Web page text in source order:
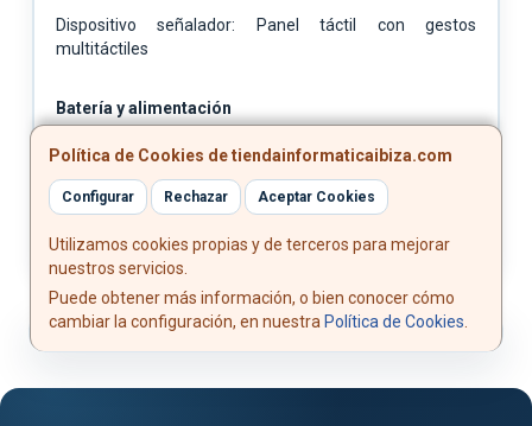
Dispositivo señalador: Panel táctil con gestos
multitáctiles
Batería y alimentación
Adaptador de corriente: HP Smart AC de 65 W
Política de Cookies de tiendainformaticaibiza.com
Configurar Rechazar Aceptar Cookies
Utilizamos cookies propias y de terceros para mejorar
nuestros servicios.
Puede obtener más información, o bien conocer cómo
cambiar la configuración, en nuestra Política de Cookies